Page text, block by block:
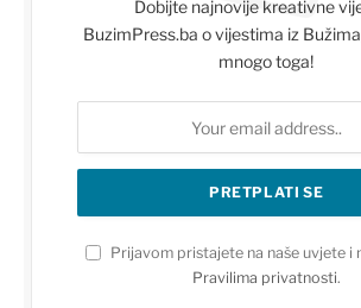
Dobijte najnovije kreativne
BuzimPress.ba o vijestima iz
mnogo toga!
Prijavom pristajete na naše uvjete i
Pravilima privatnosti.